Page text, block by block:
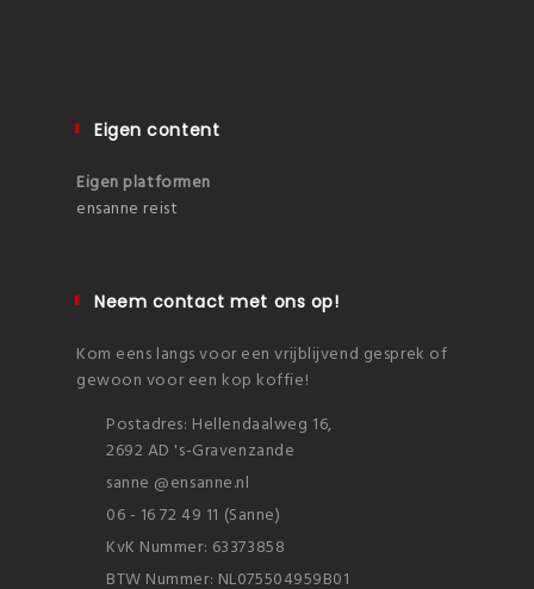
Eigen content
Eigen platformen
ensanne reist
Neem contact met ons op!
Kom eens langs voor een vrijblijvend gesprek of
gewoon voor een kop koffie!
Postadres: Hellendaalweg 16,
2692 AD 's-Gravenzande
sanne @ensanne.nl
06 - 16 72 49 11 (Sanne)
KvK Nummer: 63373858
BTW Nummer: NL075504959B01